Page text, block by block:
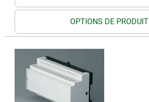
OPTIONS DE PRODUIT